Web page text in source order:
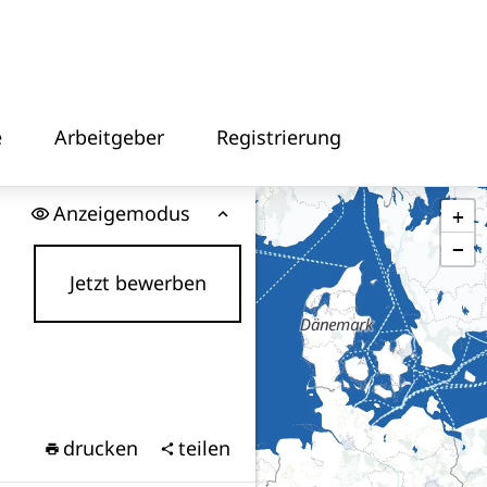
Arbeitgeber Registrierung
Anzeigemodus
Jetzt bewerben
drucken teilen
+
−